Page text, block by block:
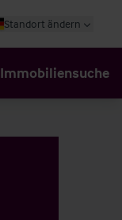
Standort ändern
Immobiliensuche